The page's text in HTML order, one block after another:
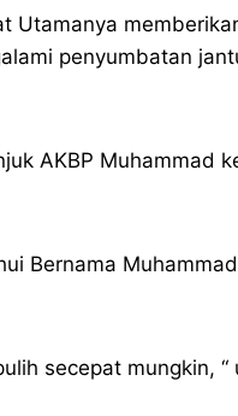
Utamanya
penyumbatan
AKBP Muhammad
Bernama
secepat mungkin, “